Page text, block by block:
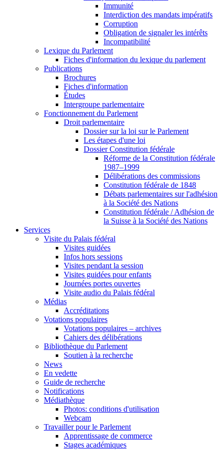
Immunité
Interdiction des mandats impératifs
Corruption
Obligation de signaler les intérêts
Incompatibilité
Lexique du Parlement
Fiches d'information du lexique du parlement
Publications
Brochures
Fiches d'information
Études
Intergroupe parlementaire
Fonctionnement du Parlement
Droit parlementaire
Dossier sur la loi sur le Parlement
Les étapes d'une loi
Dossier Constitution fédérale
Réforme de la Constitution fédérale
1987–1999
Délibérations des commissions
Constitution fédérale de 1848
Débats parlementaires sur l'adhésion
à la Société des Nations
Constitution fédérale / Adhésion de
la Suisse à la Société des Nations
Services
Visite du Palais fédéral
Visites guidées
Infos hors sessions
Visites pendant la session
Visites guidées pour enfants
Journées portes ouvertes
Visite audio du Palais fédéral
Médias
Accréditations
Votations populaires
Votations populaires – archives
Cahiers des délibérations
Bibliothèque du Parlement
Soutien à la recherche
News
En vedette
Guide de recherche
Notifications
Médiathèque
Photos: conditions d'utilisation
Webcam
Travailler pour le Parlement
Apprentissage de commerce
Stages académiques